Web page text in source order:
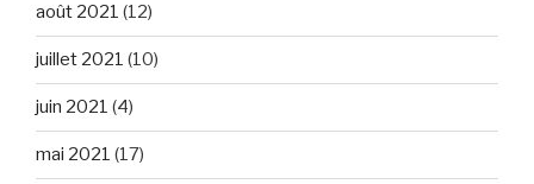
août 2021 (12)
juillet 2021 (10)
juin 2021 (4)
mai 2021 (17)